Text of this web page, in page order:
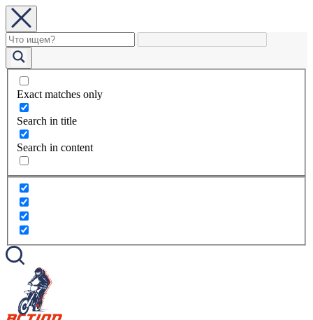
Exact matches only
Search in title
Search in content